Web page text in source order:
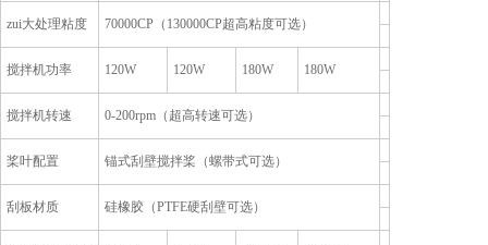
zui大处理粘度 70000CP （130000CP超高粘度可选）
搅拌机功率 120W 120W 180W 180W
搅拌机转速 0-200rpm （超高转速可选）
桨叶配置 锚式刮壁搅拌桨（螺带式可选）
刮板材质 硅橡胶（PTFE硬刮壁可选）